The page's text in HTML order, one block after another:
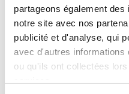
partageons également
notre site avec nos
publicité et d'analyse, qui
avec d'autres informations
ou qu'ils ont collectées
ALV SARL -
SYSTEMES